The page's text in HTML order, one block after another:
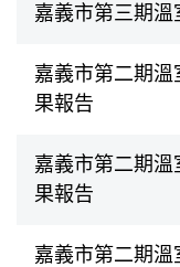
嘉義市第三期
嘉義市第二期
果報告
嘉義市第二期
果報告
嘉義市第二期溫